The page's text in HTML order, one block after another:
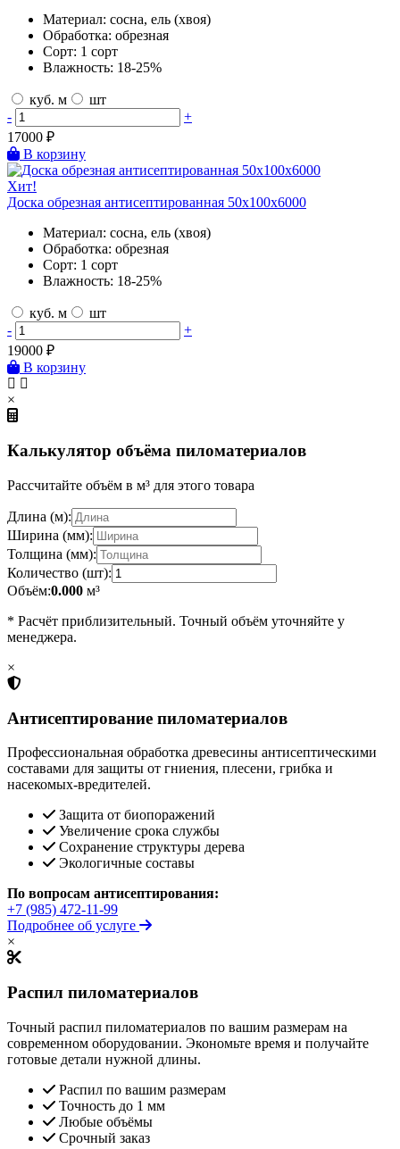
Материал: сосна, ель (хвоя)
Обработка: обрезная
Сорт: 1 сорт
Влажность: 18-25%
куб. м
шт
-
+
17000 ₽
В корзину
Хит!
Доска обрезная антисептированная 50х100х6000
Материал: сосна, ель (хвоя)
Обработка: обрезная
Сорт: 1 сорт
Влажность: 18-25%
куб. м
шт
-
+
19000 ₽
В корзину
×
Калькулятор объёма пиломатериалов
Рассчитайте объём в м³ для этого товара
Длина (м):
Ширина (мм):
Толщина (мм):
Количество (шт):
Объём:0.000 м³
* Расчёт приблизительный. Точный объём уточняйте у
менеджера.
×
Антисептирование пиломатериалов
Профессиональная обработка древесины антисептическими
составами для защиты от гниения, плесени, грибка и
насекомых-вредителей.
Защита от биопоражений
Увеличение срока службы
Сохранение структуры дерева
Экологичные составы
По вопросам антисептирования:
+7 (985) 472-11-99
Подробнее об услуге
×
Распил пиломатериалов
Точный распил пиломатериалов по вашим размерам на
современном оборудовании. Экономьте время и получайте
готовые детали нужной длины.
Распил по вашим размерам
Точность до 1 мм
Любые объёмы
Срочный заказ